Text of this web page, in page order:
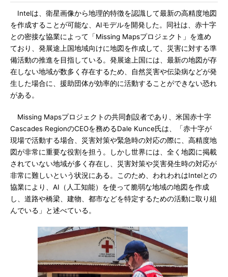
Intelは、衛星画像から地理的特徴を認識して最新の高精度地図
を作成することが可能な、AIモデルを開発した。同社は、赤十字
との密接な協業によって「Missing Mapsプロジェクト」を進め
ており、発展途上国地域向けに地図を作成して、災害に対する準
備活動の推進を目指している。発展途上国には、最新の地図が存
在しない地域が数多く存在するため、自然災害や伝染病などが発
生した場合に、援助団体が効率的に活動することができない恐れ
がある。
Missing Mapsプロジェクトの共同創設者であり、米国赤十字
Cascades RegionのCEOを務めるDale Kunce氏は、「赤十字が
現場で活動する場合、災害対策や緊急時の対応の際に、高精度地
図が非常に重要な役割を担う。しかし世界には、全く地図に掲載
されていない地域が多く存在し、災害対策や災害発生時の対応が
非常に難しいという状況にある。このため、われわれはIntelとの
協業により、AI（人工知能）を使って脆弱な地域の地図を作成
し、道路や橋梁、建物、都市などを特定するための活動に取り組
んでいる」と述べている。